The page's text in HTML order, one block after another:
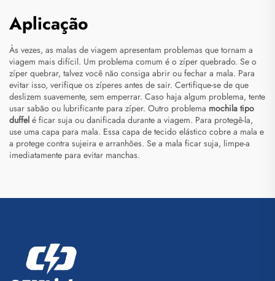
Aplicação
Às vezes, as malas de viagem apresentam problemas que tornam a
viagem mais difícil. Um problema comum é o zíper quebrado. Se o
zíper quebrar, talvez você não consiga abrir ou fechar a mala. Para
evitar isso, verifique os zíperes antes de sair. Certifique-se de que
deslizem suavemente, sem emperrar. Caso haja algum problema, tente
usar sabão ou lubrificante para zíper. Outro problema mochila tipo
duffel é ficar suja ou danificada durante a viagem. Para protegê-la,
use uma capa para mala. Essa capa de tecido elástico cobre a mala e
a protege contra sujeira e arranhões. Se a mala ficar suja, limpe-a
imediatamente para evitar manchas.